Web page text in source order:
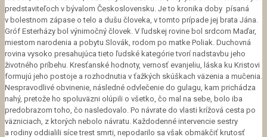
predstaviteľoch v bývalom Československu. Je to kronika doby písaná
v bolestnom zápase o telo a dušu človeka, v tomto prípade jej brata Jána.
Gróf Esterházy bol výnimočný človek. V ľudskej rovine bol srdcom Maďar,
miestom narodenia a pobytu Slovák, rodom po matke Poliak. Duchovná
rovina vysoko presahujúca tieto ľudské kategórie tvorí nadstavbu jeho
životného príbehu. Kresťanské hodnoty, vernosť evanjeliu, láska ku Kristovi
formujú jeho postoje a rozhodnutia v ťažkých skúškach väzenia a mučenia.
Nespravodlivé obvinenie, následné odvlečenie do gulagu, kam prichádza
nahý, pretože ho spoluväzni olúpili o všetko, čo mal na sebe, bolo iba
predobrazom toho, čo nasledovalo. Po návrate do vlasti krížová cesta po
väzniciach, z ktorých nebolo návratu. Každodenné intervencie sestry
a rodiny oddialili síce trest smrti, nepodarilo sa však obmäkčiť krutosť